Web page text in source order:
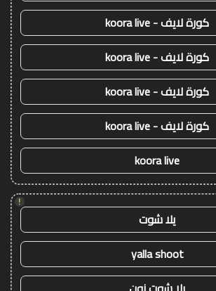
كورة لايف - koora live
كورة لايف - koora live
كورة لايف - koora live
كورة لايف - koora live
koora live
!
يلا شوت
yalla shoot